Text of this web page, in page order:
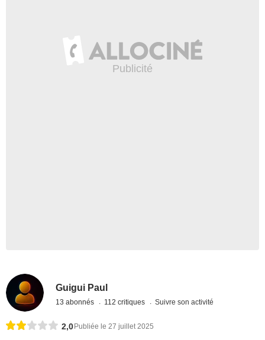
Guigui Paul
13 abonnés 112 critiques Suivre son activité
2,0 Publiée le 27 juillet 2025